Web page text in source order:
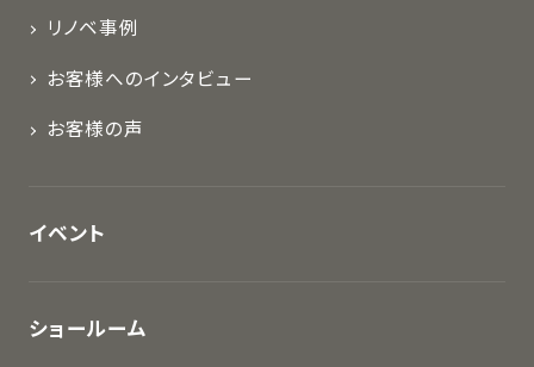
リノベ事例
お客様へのインタビュー
お客様の声
イベント
ショールーム